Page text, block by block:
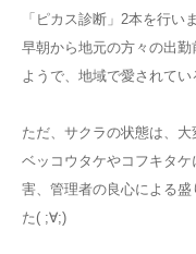
「ピカス診断」2本を行い
早朝から地元の方々の出
ようで、地域で愛されてい
ただ、サクラの状態は、
ベッコウタケやコフキタ
害、管理者の良心による
た( ;∀;)